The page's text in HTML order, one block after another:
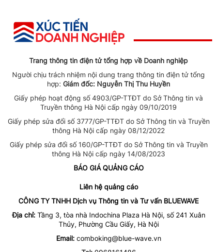
Trang thông tin điện tử tổng hợp về Doanh nghiệp
Người chịu trách nhiệm nội dung trang thông tin điện tử tổng
hợp: Giám đốc: Nguyễn Thị Thu Huyền
Giấy phép hoạt động số 4903/GP-TTĐT do Sở Thông tin và
Truyền thông Hà Nội cấp ngày 09/10/2019
Giấy phép sửa đổi số 3777/GP-TTĐT do Sở Thông tin và Truyền
thông Hà Nội cấp ngày 08/12/2022
Giấy phép sửa đổi số 160/GP-TTĐT do Sở Thông tin và Truyền
thông Hà Nội cấp ngày 14/08/2023
BÁO GIÁ QUẢNG CÁO
Liên hệ quảng cáo
CÔNG TY TNHH Dịch vụ Thông tin và Tư vấn BLUEWAVE
Địa chỉ:Tầng 3, tòa nhà Indochina Plaza Hà Nội, số 241 Xuân
Thủy, Phường Cầu Giấy, Hà Nội
Email: comboking@blue-wave.vn